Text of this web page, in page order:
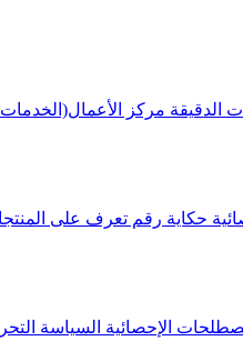
الدقيقة مركز الأعمال(الخدمات
حكاية رقم تعرف على
الإحصائية السياسة